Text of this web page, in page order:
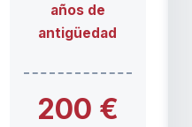
años de
antigüedad
200 €